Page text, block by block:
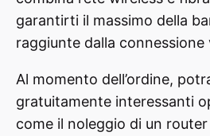
garantirti il massimo della
raggiunte dalla connessione
Al momento dell’ordine,
gratuitamente interessanti
come il noleggio di un router